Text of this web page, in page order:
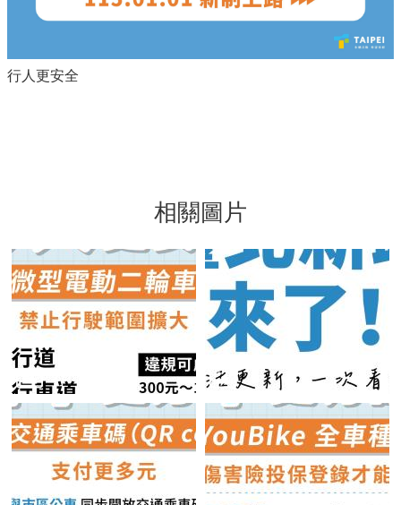
行人更安全
相關圖片